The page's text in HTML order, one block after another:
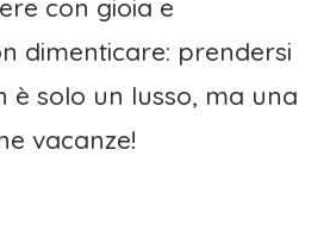
con gioia e
dimenticare: prendersi
è solo un lusso, ma una
vacanze!